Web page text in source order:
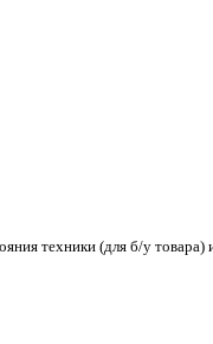
техники (для б/у товара)